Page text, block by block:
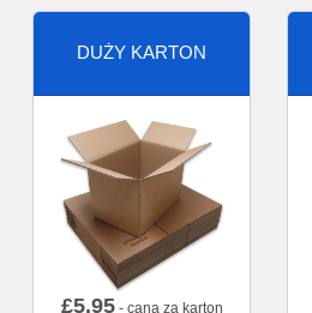
DUŻY KARTON
£5.95- cana za karton